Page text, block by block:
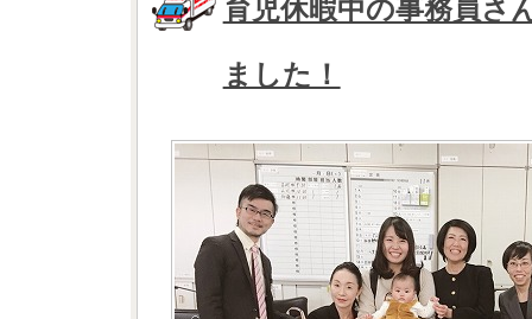
育児休暇中の事務員さ
ました！